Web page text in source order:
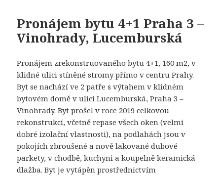
Pronájem bytu 4+1 Praha 3 –
Vinohrady, Lucemburská
Pronájem zrekonstruovaného bytu 4+1, 160 m2, v
klidné ulici stíněné stromy přímo v centru Prahy.
Byt se nachází ve 2 patře s výtahem v klidném
bytovém domě v ulici Lucemburská, Praha 3 –
Vinohrady. Byt prošel v roce 2019 celkovou
rekonstrukcí, včetně repase všech oken (velmi
dobré izolační vlastnosti), na podlahách jsou v
pokojích zbroušené a nově lakované dubové
parkety, v chodbě, kuchyni a koupelně keramická
dlažba. Byt je vytápěn prostřednictvím